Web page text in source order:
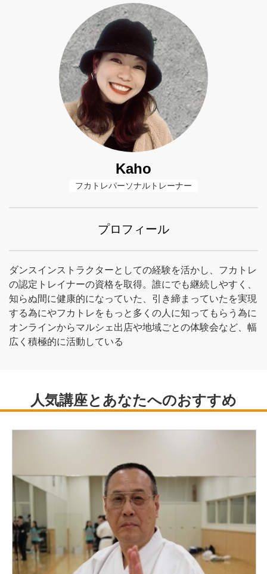
Kaho
フカトレパーソナルトレーナー
プロフィール
ダンスインストラクターとしての経験を活かし、フカトレ
の認定トレイナーの資格を取得。誰にでも継続しやすく、
知らぬ間に健康的になっていた、引き締まっていたを実現
する為にやフカトレをもっと多くの人に知ってもらう為に
オンラインからマルシェ出店や地域ごとの体験会など、幅
広く積極的に活動している